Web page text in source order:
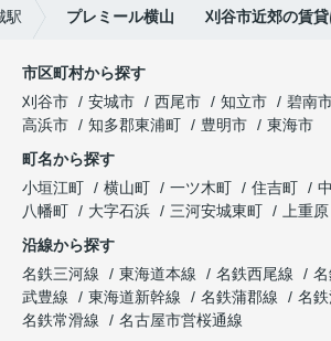
駅 プレミール横山 刈谷市近郊の賃貸
市区町村から探す
刈谷市
安城市 西尾市 知立市 碧南
高浜市
知多郡東浦町 豊明市
東海市
町名から探す
小垣江町
横山町 一ツ木町 住吉町
八幡町
大字石浜 三河安城東町
上重原
沿線から探す
名鉄三河線
東海道本線 名鉄西尾線
武豊線
東海道新幹線 名鉄蒲郡線
名
名鉄常滑線
名古屋市営桜通線